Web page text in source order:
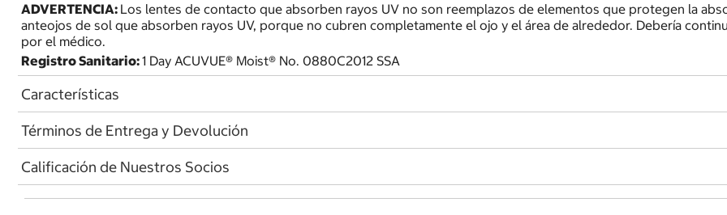
ADVERTENCIA: Los lentes de contacto que absorben rayos UV no son reemplazos de elementos que protegen la
anteojos de sol que absorben rayos UV, porque no cubren completamente el ojo y el área de alrededor. Debería
por el médico.
Registro Sanitario:1 Day ACUVUE® Moist® No. 0880C2012 SSA
Características
Términos de Entrega y Devolución
Calificación de Nuestros Socios